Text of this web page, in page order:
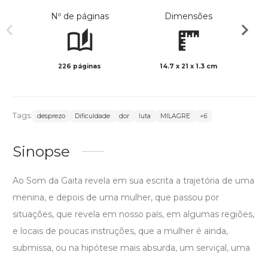
Nº de páginas
226 páginas
Dimensões
14.7 x 21 x 1.3 cm
Tags: desprezo Dificuldade dor luta MILAGRE +6
Sinopse
Ao Som da Gaita revela em sua escrita a trajetória de uma
menina, e depois de uma mulher, que passou por
situações, que revela em nosso país, em algumas regiões,
e locais de poucas instruções, que a mulher é ainda,
submissa, ou na hipótese mais absurda, um serviçal, uma